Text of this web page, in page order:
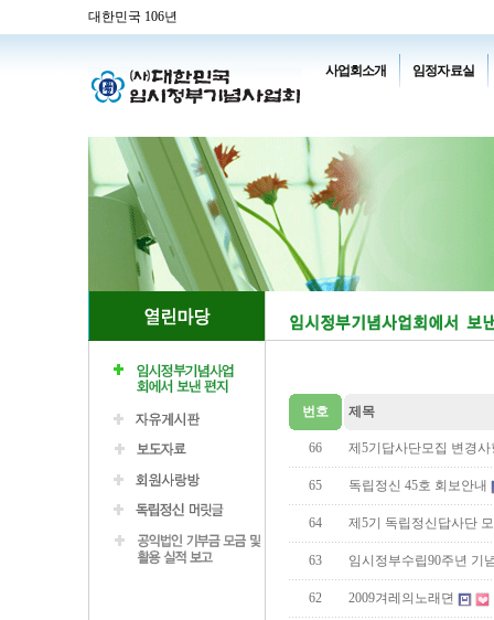
대한민국 106년
사업회소개 임정자료실
번호 제목
66 제5기답사단모집 변경사
65 독립정신 45호 회보안내
64 제5기 독립정신답사단
63 임시정부수립90주년 기
62 2009겨레의노래뎐